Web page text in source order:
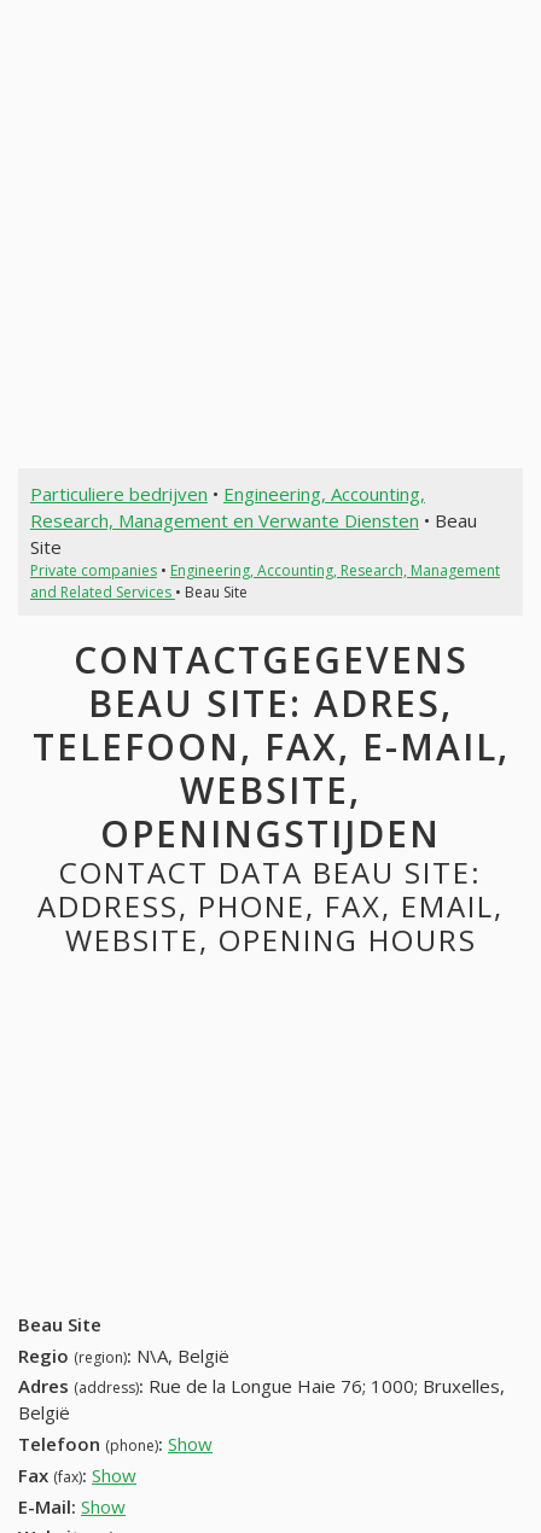
Particuliere bedrijven • Engineering, Accounting,
Research, Management en Verwante Diensten • Beau
Site
Private companies• Engineering, Accounting, Research, Management
and Related Services • Beau Site
CONTACTGEGEVENS
BEAU SITE: ADRES,
TELEFOON, FAX, E-MAIL,
WEBSITE,
OPENINGSTIJDEN
CONTACT DATA BEAU SITE:
ADDRESS, PHONE, FAX, EMAIL,
WEBSITE, OPENING HOURS
Beau Site
Regio (region): N\A, België
Adres (address): Rue de la Longue Haie 76; 1000; Bruxelles,
België
Telefoon (phone): Show
Fax (fax): Show
E-Mail: Show